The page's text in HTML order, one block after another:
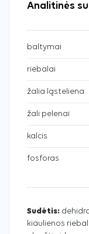
Analitinės
baltymai
riebalai
žalia ląsteliena
žali pelenai
kalcis
fosforas
Sudėtis:
kiaulienos